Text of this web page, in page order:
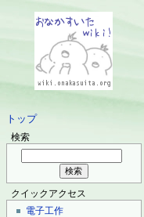
トップ
検索
クイックアクセス
電子工作